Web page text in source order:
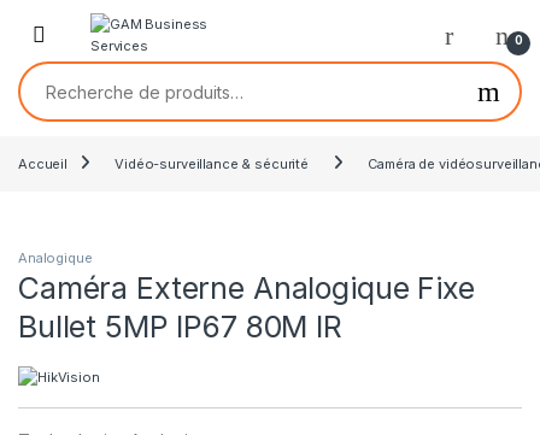
0
Accueil Vidéo-surveillance & sécurité Caméra de
Analogique
Caméra Externe Analogique Fixe
Bullet 5MP IP67 80M IR